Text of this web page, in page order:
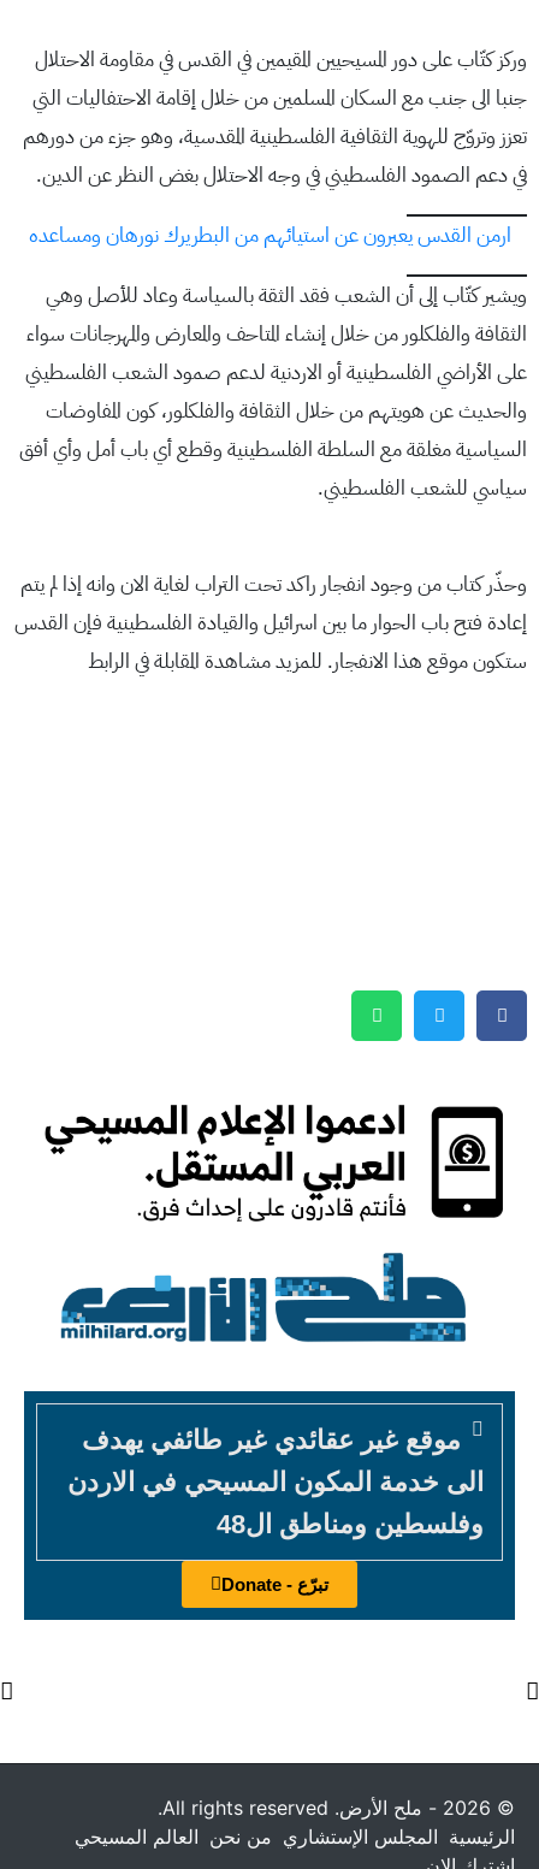
وركز كتّاب على دور المسيحيين المقيمين في القدس في مقاومة الاحتلال
جنبا الى جنب مع السكان المسلمين من خلال إقامة الاحتفاليات التي
تعزز وتروّج للهوية الثقافية الفلسطينية المقدسية، وهو جزء من دورهم
في دعم الصمود الفلسطيني في وجه الاحتلال بغض النظر عن الدين.
ارمن القدس يعبرون عن استيائهم من البطريرك نورهان ومساعده
ويشير كتّاب إلى أن الشعب فقد الثقة بالسياسة وعاد للأصل وهي
الثقافة والفلكلور من خلال إنشاء المتاحف والمعارض والمهرجانات سواء
على الأراضي الفلسطينية أو الاردنية لدعم صمود الشعب الفلسطيني
والحديث عن هويتهم من خلال الثقافة والفلكلور، كون المفاوضات
السياسية مغلقة مع السلطة الفلسطينية وقطع أي باب أمل وأي أفق
سياسي للشعب الفلسطيني.
وحذّر كتاب من وجود انفجار راكد تحت التراب لغاية الان وانه إذا لم يتم
إعادة فتح باب الحوار ما بين اسرائيل والقيادة الفلسطينية فإن القدس
ستكون موقع هذا الانفجار. للمزيد مشاهدة المقابلة في الرابط
موقع غير عقائدي غير طائفي يهدف
الى خدمة المكون المسيحي في الاردن
وفلسطين ومناطق ال48
تبرّع - Donate
© 2026 - ملح الأرض. All rights reserved.
الرئيسية المجلس الإستشاري من نحن العالم المسيحي